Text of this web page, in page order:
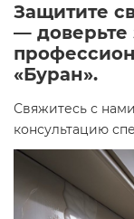
Защитите
— доверьте
«Буран».
Свяжитесь с
консультацию